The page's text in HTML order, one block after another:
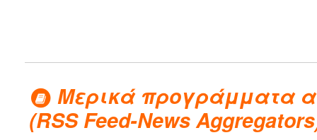
Μερικά προγράμματα
(RSS Feed-News